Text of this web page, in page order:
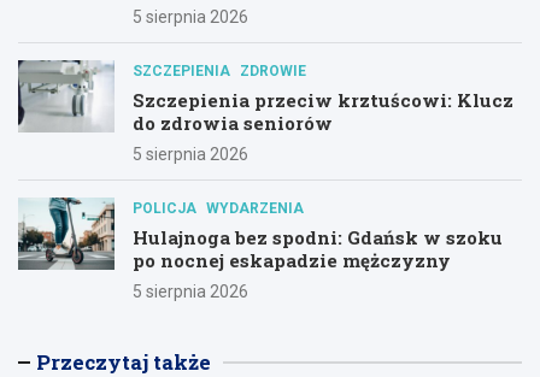
5 sierpnia 2026
SZCZEPIENIA ZDROWIE
Szczepienia przeciw krztuścowi: Klucz
do zdrowia seniorów
5 sierpnia 2026
POLICJA WYDARZENIA
Hulajnoga bez spodni: Gdańsk w szoku
po nocnej eskapadzie mężczyzny
5 sierpnia 2026
Przeczytaj także